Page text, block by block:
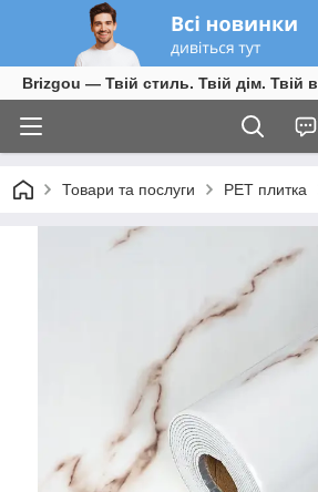
Brizgou — Твій стиль. Твій дім. Твій
Товари та послуги PET плитка